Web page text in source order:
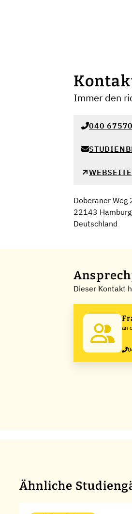
Immer den
040
WEBSEITE
Doberaner Weg
22143 Hamburg
Deutschland
Dieser Kontakt
an
Ähnliche